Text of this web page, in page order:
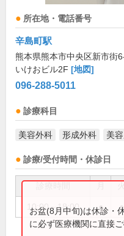
所在地・電話番号
辛島町駅
熊本県熊本市中央区新市街
いけおビル2F [地図]
096-288-5011
診療科目
美容外科 形成外科 美
診療/受付時間・休診日
10:00～18:00 ● ●
お盆(8月中旬)は休診・
に必ず医療機関に直接ご